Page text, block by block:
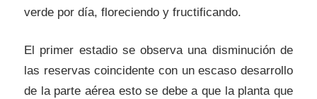
verde por día, floreciendo y fructificando.
El primer estadio se observa una disminución de
las reservas coincidente con un escaso desarrollo
de la parte aérea esto se debe a que la planta que